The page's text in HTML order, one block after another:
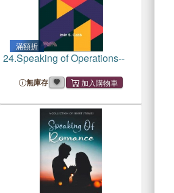
滿額折
24.Speaking of Operations--
無庫存